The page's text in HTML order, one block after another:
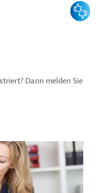
Dann melden Sie